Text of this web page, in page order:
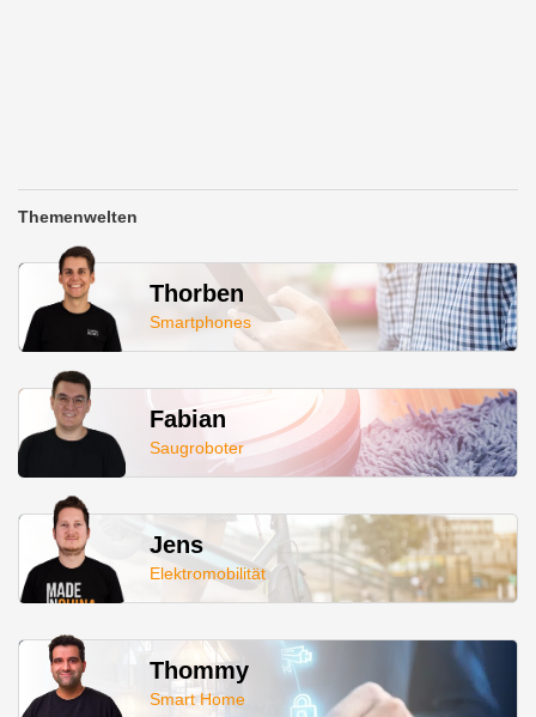
Themenwelten
Thorben
Smartphones
Fabian
Saugroboter
Jens
Elektromobilität
Thommy
Smart Home